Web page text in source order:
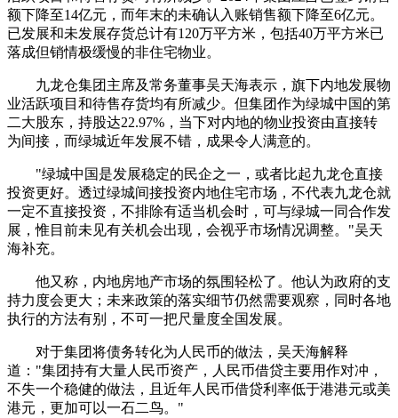
额下降至14亿元，而年末的未确认入账销售额下降至6亿元。
已发展和未发展存货总计有120万平方米，包括40万平方米已
落成但销情极缓慢的非住宅物业。
九龙仓集团主席及常务董事吴天海表示，旗下内地发展物
业活跃项目和待售存货均有所减少。但集团作为绿城中国的第
二大股东，持股达22.97%，当下对内地的物业投资由直接转
为间接，而绿城近年发展不错，成果令人满意的。
"绿城中国是发展稳定的民企之一，或者比起九龙仓直接
投资更好。透过绿城间接投资内地住宅市场，不代表九龙仓就
一定不直接投资，不排除有适当机会时，可与绿城一同合作发
展，惟目前未见有关机会出现，会视乎市场情况调整。"吴天
海补充。
他又称，内地房地产市场的氛围轻松了。他认为政府的支
持力度会更大；未来政策的落实细节仍然需要观察，同时各地
执行的方法有别，不可一把尺量度全国发展。
对于集团将债务转化为人民币的做法，吴天海解释
道："集团持有大量人民币资产，人民币借贷主要用作对冲，
不失一个稳健的做法，且近年人民币借贷利率低于港港元或美
港元，更加可以一石二鸟。"